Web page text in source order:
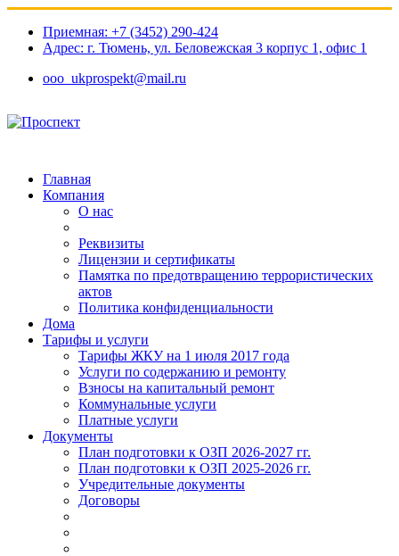
Приемная: +7 (3452) 290-424
Адрес: г. Тюмень, ул. Беловежская 3 корпус 1, офис 1​
ooo_ukprospekt@mail.ru
Главная
Компания
О нас
Реквизиты
Лицензии и сертификаты
Памятка по предотвращению террористических
актов
Политика конфиденциальности
Дома
Тарифы и услуги
Тарифы ЖКУ на 1 июля 2017 года
Услуги по содержанию и ремонту
Взносы на капитальный ремонт
Коммунальные услуги
Платные услуги
Документы
План подготовки к ОЗП 2026-2027 гг.
План подготовки к ОЗП 2025-2026 гг.
Учредительные документы
Договоры